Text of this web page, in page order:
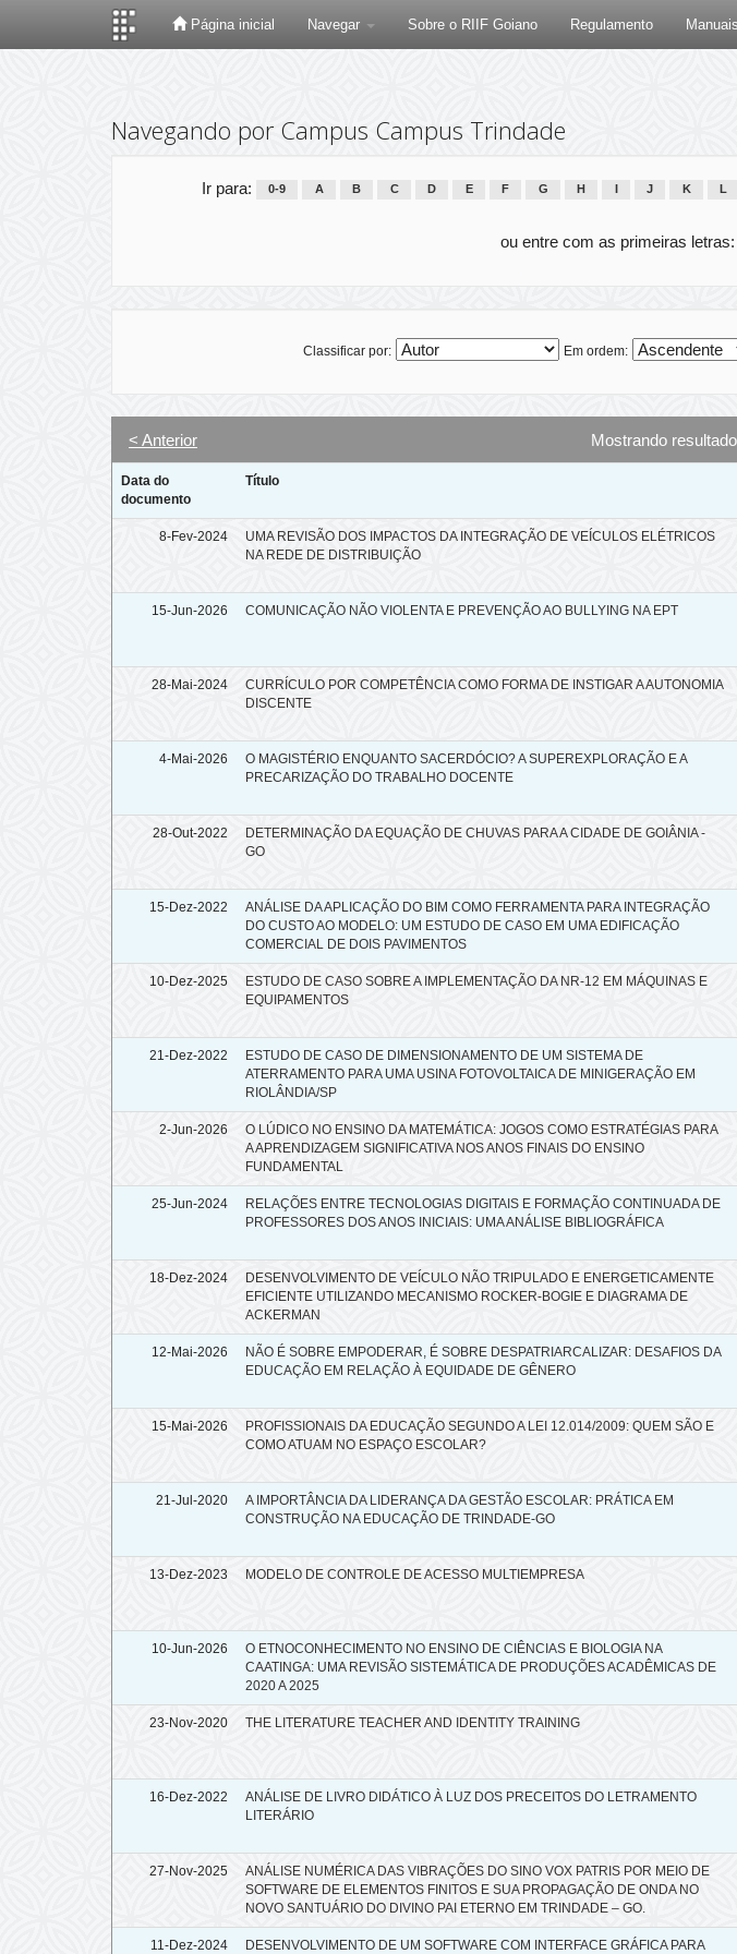
Página inicial Navegar Sobre o RIIF Goiano Regulamento Manuais
Navegando por Campus Campus Trindade
Ir para: 0-9 A B C D E F G H J K L
ou entre com as primeiras letras:
Classificar por: Em ordem:
Mostrando
< Anterior
Data do
documento
Título
8-Fev-2024
UMA REVISÃO DOS IMPACTOS DA INTEGRAÇÃO DE VEÍCULOS ELÉTRICOS
NA REDE DE DISTRIBUIÇÃO
15-Jun-2026 COMUNICAÇÃO NÃO VIOLENTA E PREVENÇÃO AO BULLYING NA EPT
28-Mai-2024
CURRÍCULO POR COMPETÊNCIA COMO FORMA DE INSTIGAR A AUTONOMIA
DISCENTE
4-Mai-2026
O MAGISTÉRIO ENQUANTO SACERDÓCIO? A SUPEREXPLORAÇÃO E A
PRECARIZAÇÃO DO TRABALHO DOCENTE
28-Out-2022
DETERMINAÇÃO DA EQUAÇÃO DE CHUVAS PARA A CIDADE DE GOIÂNIA -
GO
15-Dez-2022
ANÁLISE DA APLICAÇÃO DO BIM COMO FERRAMENTA PARA INTEGRAÇÃO
DO CUSTO AO MODELO: UM ESTUDO DE CASO EM UMA EDIFICAÇÃO
COMERCIAL DE DOIS PAVIMENTOS
10-Dez-2025
ESTUDO DE CASO SOBRE A IMPLEMENTAÇÃO DA NR-12 EM MÁQUINAS E
EQUIPAMENTOS
21-Dez-2022
ESTUDO DE CASO DE DIMENSIONAMENTO DE UM SISTEMA DE
ATERRAMENTO PARA UMA USINA FOTOVOLTAICA DE MINIGERAÇÃO EM
RIOLÂNDIA/SP
2-Jun-2026
O LÚDICO NO ENSINO DA MATEMÁTICA: JOGOS COMO ESTRATÉGIAS PARA
A APRENDIZAGEM SIGNIFICATIVA NOS ANOS FINAIS DO ENSINO
FUNDAMENTAL
25-Jun-2024
RELAÇÕES ENTRE TECNOLOGIAS DIGITAIS E FORMAÇÃO CONTINUADA DE
PROFESSORES DOS ANOS INICIAIS: UMA ANÁLISE BIBLIOGRÁFICA
18-Dez-2024
DESENVOLVIMENTO DE VEÍCULO NÃO TRIPULADO E ENERGETICAMENTE
EFICIENTE UTILIZANDO MECANISMO ROCKER-BOGIE E DIAGRAMA DE
ACKERMAN
12-Mai-2026
NÃO É SOBRE EMPODERAR, É SOBRE DESPATRIARCALIZAR: DESAFIOS DA
EDUCAÇÃO EM RELAÇÃO À EQUIDADE DE GÊNERO
15-Mai-2026
PROFISSIONAIS DA EDUCAÇÃO SEGUNDO A LEI 12.014/2009: QUEM SÃO E
COMO ATUAM NO ESPAÇO ESCOLAR?
21-Jul-2020
A IMPORTÂNCIA DA LIDERANÇA DA GESTÃO ESCOLAR: PRÁTICA EM
CONSTRUÇÃO NA EDUCAÇÃO DE TRINDADE-GO
13-Dez-2023 MODELO DE CONTROLE DE ACESSO MULTIEMPRESA
10-Jun-2026
O ETNOCONHECIMENTO NO ENSINO DE CIÊNCIAS E BIOLOGIA NA
CAATINGA: UMA REVISÃO SISTEMÁTICA DE PRODUÇÕES ACADÊMICAS DE
2020 A 2025
23-Nov-2020 THE LITERATURE TEACHER AND IDENTITY TRAINING
16-Dez-2022
ANÁLISE DE LIVRO DIDÁTICO À LUZ DOS PRECEITOS DO LETRAMENTO
LITERÁRIO
27-Nov-2025
ANÁLISE NUMÉRICA DAS VIBRAÇÕES DO SINO VOX PATRIS POR MEIO DE
SOFTWARE DE ELEMENTOS FINITOS E SUA PROPAGAÇÃO DE ONDA NO
NOVO SANTUÁRIO DO DIVINO PAI ETERNO EM TRINDADE – GO.
11-Dez-2024 DESENVOLVIMENTO DE UM SOFTWARE COM INTERFACE GRÁFICA PARA